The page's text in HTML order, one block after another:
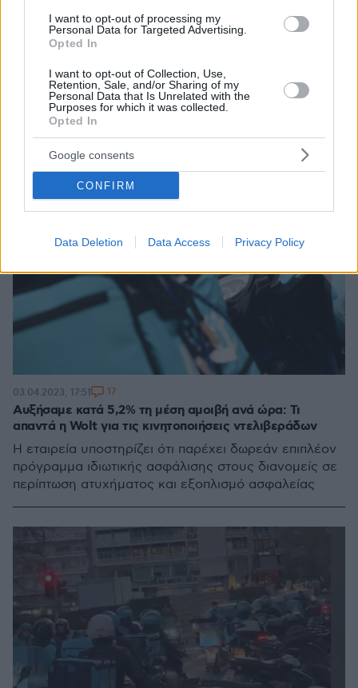
I want to opt-out of processing my
Personal Data for Targeted Advertising.
Opted In
I want to opt-out of Collection, Use,
Retention, Sale, and/or Sharing of my
Personal Data that Is Unrelated with the
Purposes for which it was collected.
Opted In
Google consents
CONFIRM
Data Deletion Data Access Privacy Policy
Αυξήσαμε κατά 5,2% τη μέση αμοιβή ανά ώρα: Τι
απαντά η Wolt για τις κινητοποιήσεις ντελιβεράδων
Η εταιρεία υποστηρίζει ότι παρέχει δωρεάν επιπλέον
πρόγραμμα ιδιωτικής ασφάλισης στους διανομείς σε
περίπτωση ατυχήματος και εξοπλισμό ασφαλείας
03.04.2023, 17:51 17